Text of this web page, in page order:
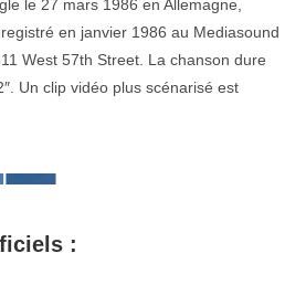
le 27 mars 1986 en Allemagne,
en janvier 1986 au Mediasound
West 57th Street. La chanson dure
Un clip vidéo plus scénarisé est
: